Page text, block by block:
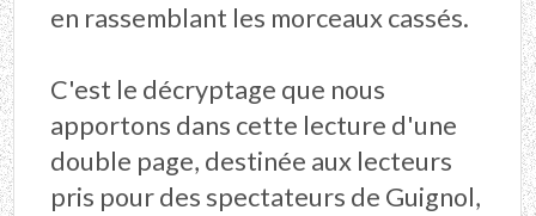
en rassemblant les morceaux cassés.
C'est le décryptage que nous
apportons dans cette lecture d'une
double page, destinée aux lecteurs
pris pour des spectateurs de Guignol,